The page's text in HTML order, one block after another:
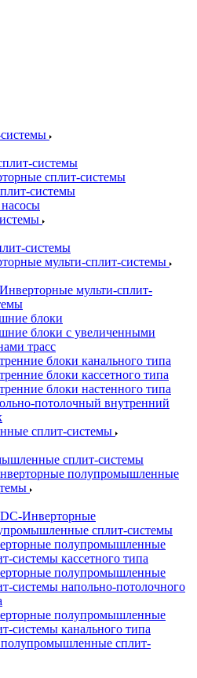
системы
сплит-системы
системы
системы
мульти-сплит-системы
мульти-сплит-
блоки
блоки с увеличенными
трасс
блоки канального типа
блоки кассетного типа
блоки настенного типа
потолочный внутренний
сплит-системы
сплит-системы
полупромышленные
Инверторные
сплит-системы
полупромышленные
системы кассетного типа
полупромышленные
системы напольно-потолочного
полупромышленные
системы канального типа
сплит-